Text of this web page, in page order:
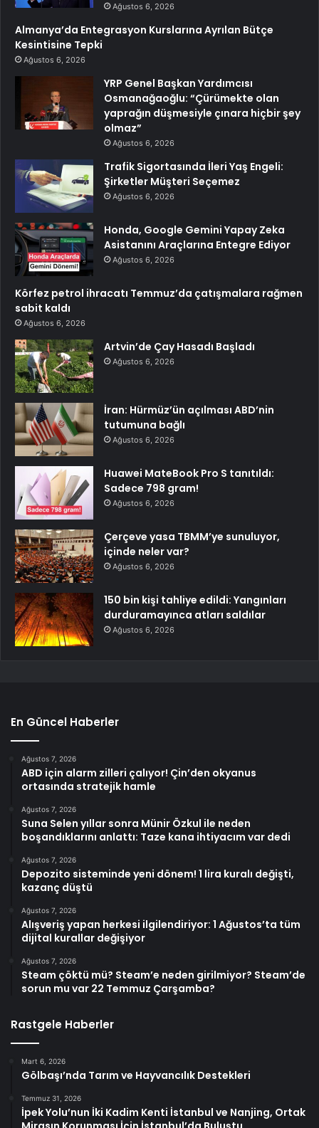
Ağustos 6, 2026
Almanya’da Entegrasyon Kurslarına Ayrılan Bütçe
Kesintisine Tepki
Ağustos 6, 2026
YRP Genel Başkan Yardımcısı
Osmanağaoğlu: “Çürümekte olan
yaprağın düşmesiyle çınara hiçbir şey
olmaz”
Ağustos 6, 2026
Trafik Sigortasında İleri Yaş Engeli:
Şirketler Müşteri Seçemez
Ağustos 6, 2026
Honda, Google Gemini Yapay Zeka
Asistanını Araçlarına Entegre Ediyor
Ağustos 6, 2026
Körfez petrol ihracatı Temmuz’da çatışmalara rağmen
sabit kaldı
Ağustos 6, 2026
Artvin’de Çay Hasadı Başladı
Ağustos 6, 2026
İran: Hürmüz’ün açılması ABD’nin
tutumuna bağlı
Ağustos 6, 2026
Huawei MateBook Pro S tanıtıldı:
Sadece 798 gram!
Ağustos 6, 2026
Çerçeve yasa TBMM’ye sunuluyor,
içinde neler var?
Ağustos 6, 2026
150 bin kişi tahliye edildi: Yangınları
durduramayınca atları saldılar
Ağustos 6, 2026
En Güncel Haberler
Ağustos 7, 2026
ABD için alarm zilleri çalıyor! Çin’den okyanus
ortasında stratejik hamle
Ağustos 7, 2026
Suna Selen yıllar sonra Münir Özkul ile neden
boşandıklarını anlattı: Taze kana ihtiyacım var dedi
Ağustos 7, 2026
Depozito sisteminde yeni dönem! 1 lira kuralı değişti,
kazanç düştü
Ağustos 7, 2026
Alışveriş yapan herkesi ilgilendiriyor: 1 Ağustos’ta tüm
dijital kurallar değişiyor
Ağustos 7, 2026
Steam çöktü mü? Steam’e neden girilmiyor? Steam’de
sorun mu var 22 Temmuz Çarşamba?
Rastgele Haberler
Mart 6, 2026
Gölbaşı’nda Tarım ve Hayvancılık Destekleri
Temmuz 31, 2026
İpek Yolu’nun İki Kadim Kenti İstanbul ve Nanjing, Ortak